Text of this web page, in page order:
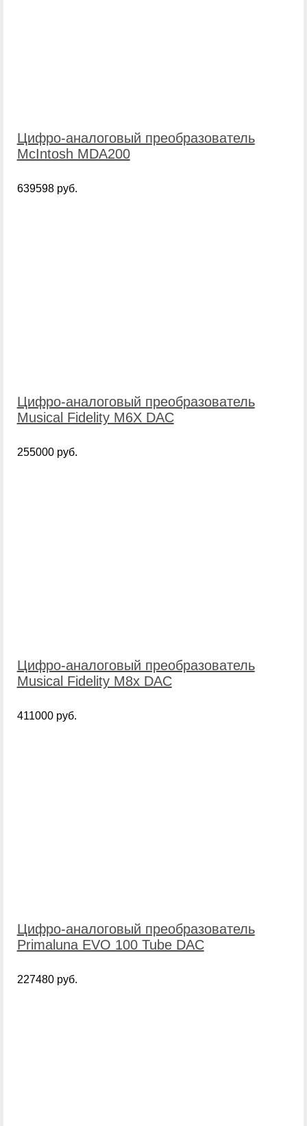
Цифро-аналоговый преобразователь
McIntosh MDA200
639598 руб.
Цифро-аналоговый преобразователь
Musical Fidelity M6X DAC
255000 руб.
Цифро-аналоговый преобразователь
Musical Fidelity M8x DAC
411000 руб.
Цифро-аналоговый преобразователь
Primaluna EVO 100 Tube DAC
227480 руб.